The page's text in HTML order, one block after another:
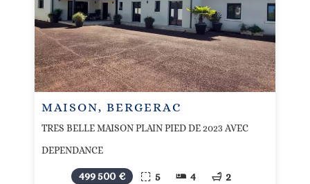
MAISON, BERGERAC
TRES BELLE MAISON PLAIN PIED DE 2023 AVEC
DEPENDANCE
499 500 € 5 4
2